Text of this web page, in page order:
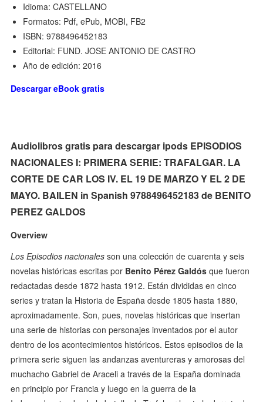
Idioma: CASTELLANO
Formatos: Pdf, ePub, MOBI, FB2
ISBN: 9788496452183
Editorial: FUND. JOSE ANTONIO DE CASTRO
Año de edición: 2016
Descargar eBook gratis
Audiolibros gratis para descargar ipods EPISODIOS
NACIONALES I: PRIMERA SERIE: TRAFALGAR. LA
CORTE DE CAR LOS IV. EL 19 DE MARZO Y EL 2 DE
MAYO. BAILEN in Spanish 9788496452183 de BENITO
PEREZ GALDOS
Overview
Los Episodios nacionales son una colección de cuarenta y seis
novelas históricas escritas por Benito Pérez Galdós que fueron
redactadas desde 1872 hasta 1912. Están divididas en cinco
series y tratan la Historia de España desde 1805 hasta 1880,
aproximadamente. Son, pues, novelas históricas que insertan
una serie de historias con personajes inventados por el autor
dentro de los acontecimientos históricos. Estos episodios de la
primera serie siguen las andanzas aventureras y amorosas del
muchacho Gabriel de Araceli a través de la España dominada
en principio por Francia y luego en la guerra de la